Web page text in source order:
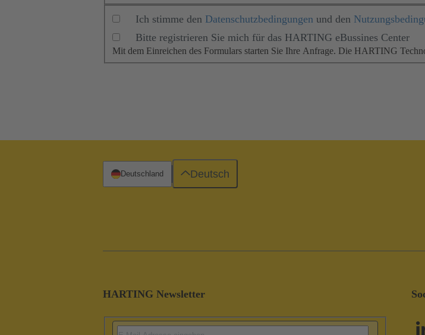
Ich stimme den Datenschutzbedingungen und den
Bitte registrieren Sie mich für das HARTING eBussines Center
Mit dem Einreichen des Formulars starten Sie Ihre Anfrage. Die HARTING
HARTING Newsletter
Deutschland Deutsch